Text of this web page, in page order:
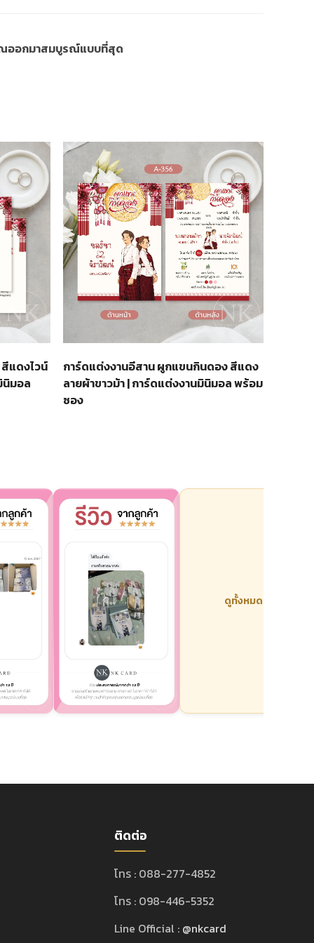
ณออกมาสมบูรณ์แบบที่สุด
แดงไวน์
นิมอล
การ์ดแต่งงานอีสาน ผูกแขนกินดอง สีแดง
ลายผ้าขาวม้า | การ์ดแต่งงานมินิมอล พร้อม
ซอง
ดูทั้งหมด
ติดต่อ
โทร : 088-277-4852
โทร : 098-446-5352
Line Official : @nkcard